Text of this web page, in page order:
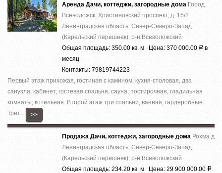
Аренда Дачи, коттеджи, загородные дома Город
Всеволожск, Христиновский проспект, д. 15/2
Ленинградская область, Север-Северо-Запад
(Карельский перешеек), р-н Всеволожский
Общая площадь: 350.00 кв. м Цена: 370 000.00 Р в
месяц
Контакты: 79819744223
Первый этаж прихожая, гостиная с камином, кухня-столовая, два
санузла, кабинет, гостевая спальня, сауна, постирочная, гладильная
комнаты, котельная. Второй этаж три спальни, ванная, гардеробные.
Трет...
>>
Продажа Дачи, коттеджи, загородные дома Рохма д
Ленинградская область, Север-Северо-Запад
(Карельский перешеек), р-н Всеволожский
Общая площадь: 234.20 кв. м Цена: 29 900 000.00 Р